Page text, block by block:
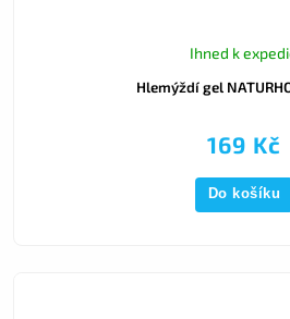
Hlemýždí gel
Ihned k
169 Kč
Do košíku